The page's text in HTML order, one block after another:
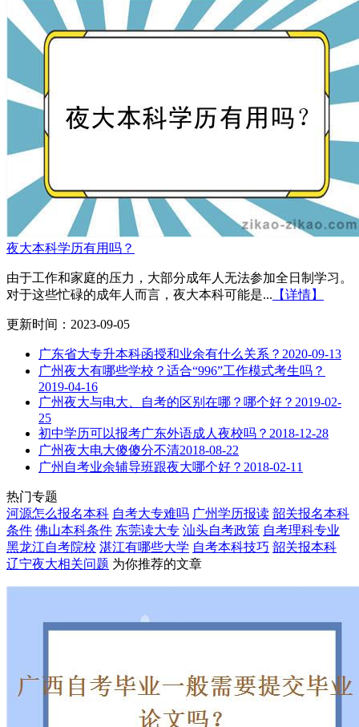
夜大本科学历有用吗？
由于工作和家庭的压力，大部分成年人无法参加全日制学习。
对于这些忙碌的成年人而言，夜大本科可能是... 【详情】
更新时间：2023-09-05
广东省大专升本科函授和业余有什么关系？ 2020-09-13
广州夜大有哪些学校？适合“996”工作模式考生吗？
2019-04-16
广州夜大与电大、自考的区别在哪？哪个好？ 2019-02-
25
初中学历可以报考广东外语成人夜校吗？ 2018-12-28
广州夜大电大傻傻分不清2018-08-22
广州自考业余辅导班跟夜大哪个好？ 2018-02-11
热门专题
河源怎么报名本科 自考大专难吗 广州学历报读 韶关报名本科
条件 佛山本科条件 东莞读大专 汕头自考政策 自考理科专业
黑龙江自考院校 湛江有哪些大学 自考本科技巧 韶关报本科
辽宁夜大相关问题 为你推荐的文章